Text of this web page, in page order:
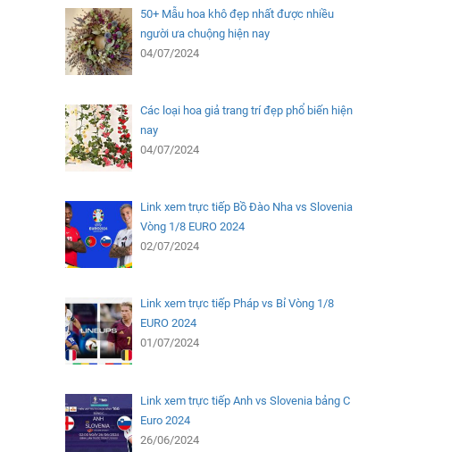
50+ Mẫu hoa khô đẹp nhất được nhiều
người ưa chuộng hiện nay
04/07/2024
Các loại hoa giả trang trí đẹp phổ biến hiện
nay
04/07/2024
Link xem trực tiếp Bồ Đào Nha vs Slovenia
Vòng 1/8 EURO 2024
02/07/2024
Link xem trực tiếp Pháp vs Bỉ Vòng 1/8
EURO 2024
01/07/2024
Link xem trực tiếp Anh vs Slovenia bảng C
Euro 2024
26/06/2024